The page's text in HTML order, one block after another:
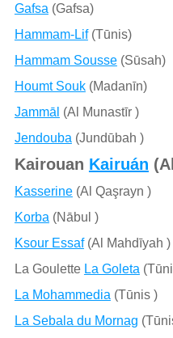
Gafsa (Gafsa)
Hammam-Lif(Tūnis)
Hammam Sousse(Sūsah)
Houmt Souk(Madanīn)
Jammāl (Al Munastīr )
Jendouba (Jundūbah )
Kairouan Kairuán
Kasserine(Al Qaşrayn )
Korba (Nābul )
Ksour Essaf(Al Mahdīyah )
La Goulette La Goleta
La Mohammedia (Tūnis )
La Sebala du Mornag